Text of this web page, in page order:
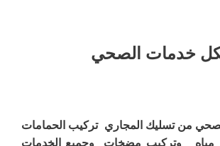
خدمات الصحي
من تسليك المجاري تركيب الحمامات
مياه وتركيب مضخات وجميع الخدمات